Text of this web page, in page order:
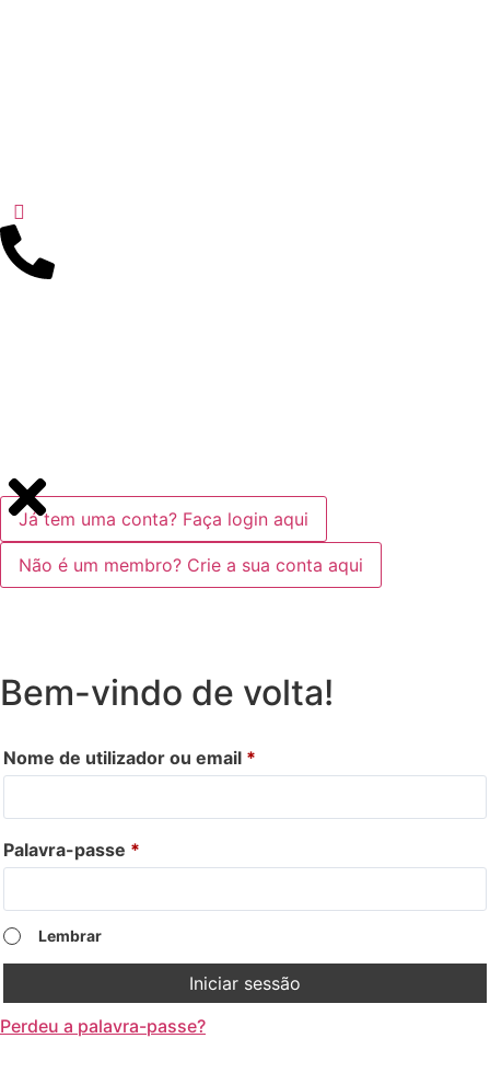
Já tem uma conta? Faça login aqui
Não é um membro? Crie a sua conta aqui
Bem-vindo de volta!
Nome de utilizador ou email *
Palavra-passe *
Lembrar
Iniciar sessão
Perdeu a palavra-passe?